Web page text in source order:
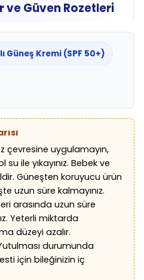
ve Güven Rozetleri
Güneş Kremi (SPF 50+)
çevresine uygulamayın,
ile yıkayınız. Bebek ve
Güneşten koruyucu ürün
uzun süre kalmayınız.
arasında uzun süre
Yeterli miktarda
düzeyi azalır.
durumunda
için bileğinizin iç